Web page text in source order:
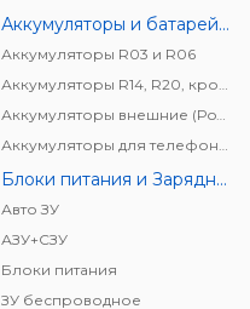
Аккумуляторы и батарейки
Аккумуляторы R03 и R06
Блоки питания и Зарядные устройства
Авто ЗУ
АЗУ+CЗУ
Блоки питания
ЗУ беспроводное